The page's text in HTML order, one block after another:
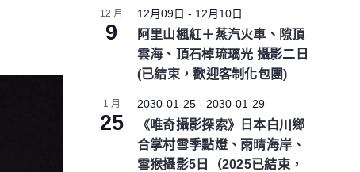
d
12 月
9
12月09日 - 12月10日
阿里山楓紅＋蒸汽火車、隙頂
雲海、頂石棹琉璃光 攝影二日
(已結束，歡迎客制化包團)
1 月
25
2030-01-25- 2030-01-29
《唯奇攝影探索》日本白川鄉
合掌村雪季點燈、雨晴海岸、
雪猴攝影5日（2025已結束，